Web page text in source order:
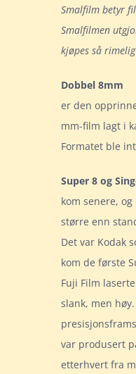
Smalfilm betyr
Smalfilmen
kjøpes så
Dobbel 8mm
er den
mm-film lagt i
Formatet ble
Super 8 og
kom senere,
større enn
Det var Kodak
kom de første
Fuji Film
slank, men
var produsert
etterhvert fra